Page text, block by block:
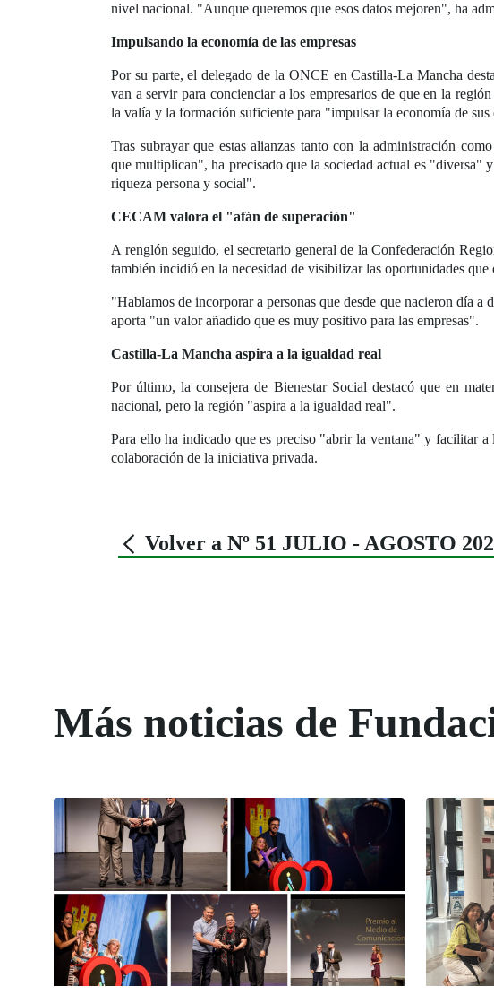
nivel nacional. "Aunque queremos que esos datos mejoren", ha
Impulsando la economía de las empresas
Por su parte, el delegado de la ONCE en Castilla-La Mancha
van a servir para concienciar a los empresarios de que en la
la valía y la formación suficiente para "impulsar la economía de sus
Tras subrayar que estas alianzas tanto con la administración
que multiplican", ha precisado que la sociedad actual es "diversa"
riqueza persona y social".
CECAM valora el "afán de superación"
A renglón seguido, el secretario general de la Confederación
también incidió en la necesidad de visibilizar las oportunidades
"Hablamos de incorporar a personas que desde que nacieron día a
aporta "un valor añadido que es muy positivo para las empresas".
Castilla-La Mancha aspira a la igualdad real
Por último, la consejera de Bienestar Social destacó que en
nacional, pero la región "aspira a la igualdad real".
Para ello ha indicado que es preciso "abrir la ventana" y facilitar
colaboración de la iniciativa privada.
Volver a Nº 51 JULIO - AGOSTO
Más noticias de